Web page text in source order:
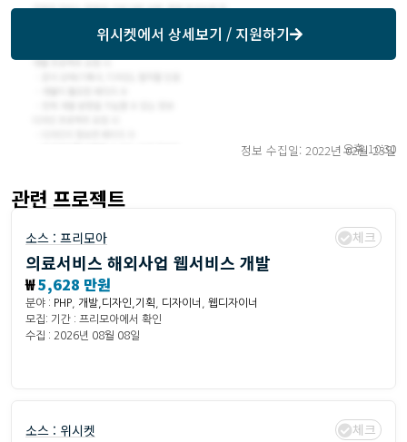
위시켓에서 상세보기 / 지원하기
정보 수집일: 2022년 02월 23일
오후 10:30
관련 프로젝트
소스 : 프리모아 체크
의료서비스 해외사업 웹서비스 개발
₩5,628 만원
분야 : PHP 개발,디자인,기획 디자이너
웹디자이너
모집: 기간 : 프리모아에서 확인
수집 : 2026년 08월 08일
소스 : 위시켓 체크